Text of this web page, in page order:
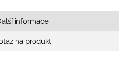
informace
na produkt